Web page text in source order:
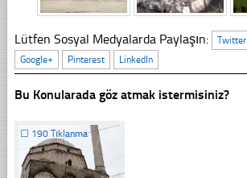
Lütfen Sosyal Medyalarda Paylaşın: Twitter
Google+
Pinterest LinkedIn
Bu Konularada göz atmak istermisiniz?
☐ 190 Tıklanma